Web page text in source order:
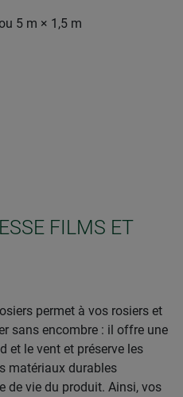
5 m × 1,5 m
FILMS ET
permet à vos rosiers et
sans encombre : il offre une
et le vent et préserve les
matériaux durables
de vie du produit. Ainsi, vos